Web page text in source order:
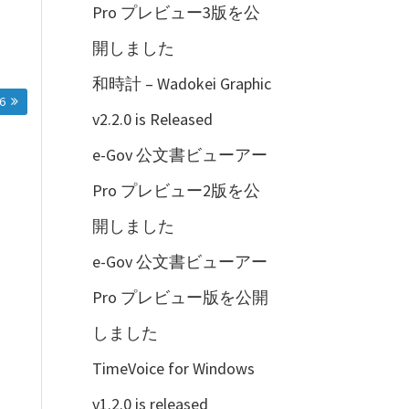
Pro プレビュー3版を公
開しました
和時計 – Wadokei Graphic
v2.2.0 is Released
e-Gov 公文書ビューアー
Pro プレビュー2版を公
開しました
e-Gov 公文書ビューアー
Pro プレビュー版を公開
しました
TimeVoice for Windows
v1.2.0 is released